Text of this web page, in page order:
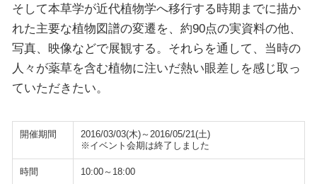
そして本草学が近代植物学へ移行する時期までに描か
れた主要な植物図譜の変遷を、約90点の実資料の他、
写真、映像などで展観する。それらを通して、当時の
人々が薬草を含む植物に注いだ熱い眼差しを感じ取っ
ていただきたい。
開催期間
2016/03/03(木)～2016/05/21(土)
※イベント会期は終了しました
時間 10:00～18:00